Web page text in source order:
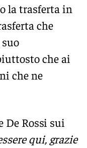
la trasferta in
che
che ai
che ne
De Rossi sui
qui, grazie